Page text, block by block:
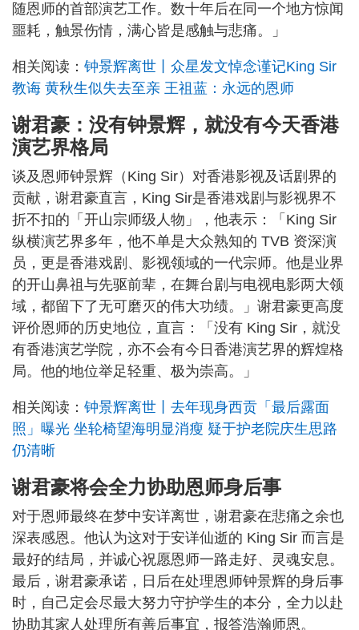
随恩师的首部演艺工作。数十年后在同一个地方惊闻
噩耗，触景伤情，满心皆是感触与悲痛。」
相关阅读： 钟景辉离世丨众星发文悼念谨记King Sir
教诲 黄秋生似失去至亲 王祖蓝：永远的恩师
谢君豪：没有钟景辉，就没有今天香港
演艺界格局
谈及恩师钟景辉（King Sir）对香港影视及话剧界的
贡献，谢君豪直言，King Sir是香港戏剧与影视界不
折不扣的「开山宗师级人物」，他表示：「King Sir
纵横演艺界多年，他不单是大众熟知的 TVB 资深演
员，更是香港戏剧、影视领域的一代宗师。他是业界
的开山鼻祖与先驱前辈，在舞台剧与电视电影两大领
域，都留下了无可磨灭的伟大功绩。」谢君豪更高度
评价恩师的历史地位，直言：「没有 King Sir，就没
有香港演艺学院，亦不会有今日香港演艺界的辉煌格
局。他的地位举足轻重、极为崇高。」
相关阅读： 钟景辉离世丨去年现身西贡「最后露面
照」曝光 坐轮椅望海明显消瘦 疑于护老院庆生思路
仍清晰
谢君豪将会全力协助恩师身后事
对于恩师最终在梦中安详离世，谢君豪在悲痛之余也
深表感恩。他认为这对于安详仙逝的 King Sir 而言是
最好的结局，并诚心祝愿恩师一路走好、灵魂安息。
最后，谢君豪承诺，日后在处理恩师钟景辉的身后事
时，自己定会尽最大努力守护学生的本分，全力以赴
协助其家人处理所有善后事宜，报答浩瀚师恩。